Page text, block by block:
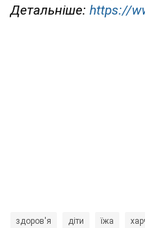
Детальніше: https://
здоров'я діти їжа